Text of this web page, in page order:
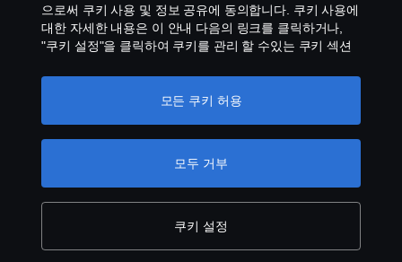
스카니아 쿠키 정책
© Copyright Scania 2026 All rights reserved. Scania
CV AB (publ), SE-151 87 Södertälje, Sweden, Tel:
+46-8-55 38 10 00
으로써 쿠키 사용 및 정보 공유에 동의합니다. 쿠키 사용에
대한 자세한 내용은 이 안내 다음의 링크를 클릭하거나,
"쿠키 설정"을 클릭하여 쿠키를 관리 할 수있는 쿠키 섹션
쿠키 설정
모두 거부
모든 쿠키 허용